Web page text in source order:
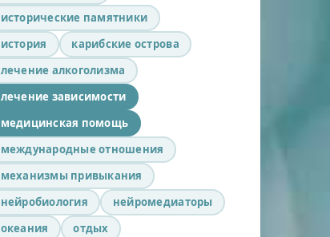
исторические памятники
история
карибские острова
лечение алкоголизма
лечение зависимости
медицинская помощь
международные отношения
механизмы привыкания
нейробиология
нейромедиаторы
океания
отдых